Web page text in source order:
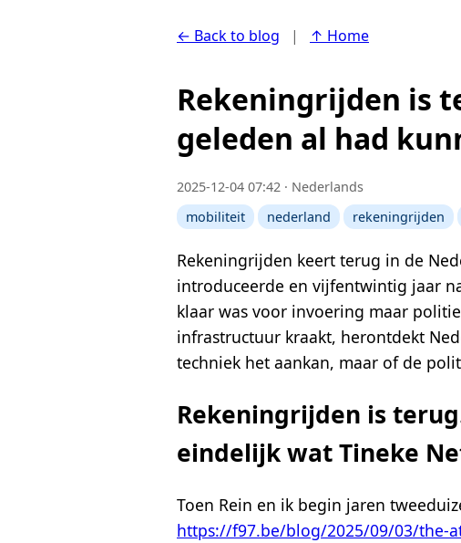
← Back to blog | ↑ Home
Rekeningrijden is
geleden al had
2025-12-04 07:42 · Nederlands
mobiliteit
nederland rekeningrijden
Rekeningrijden keert terug in de
introduceerde en vijfentwintig jaar
klaar was voor invoering maar
infrastructuur kraakt, herontdekt
techniek het aankan, maar of de
Rekeningrijden is
eindelijk wat Tineke
Toen Rein en ik begin jaren
https://f97.be/blog/2025/09/03/the-